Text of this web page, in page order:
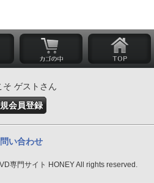
そ ゲストさん
会員登録
い合わせ
専門サイト HONEY All rights reserved.